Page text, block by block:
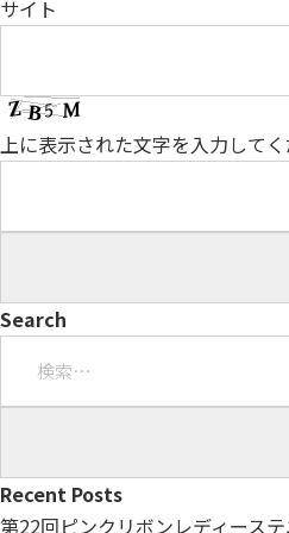
サイト
上に表示された文字を入力してく
Search
Recent Posts
第22回ピンクリボンレディース